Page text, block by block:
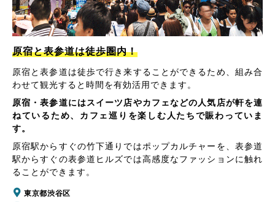
原宿と表参道は徒歩圏内！
原宿と表参道は徒歩で行き来することができるため、組み合
わせて観光すると時間を有効活用できます。
原宿・表参道にはスイーツ店やカフェなどの人気店が軒を連
ねているため、カフェ巡りを楽しむ人たちで賑わっていま
す。
原宿駅からすぐの竹下通りではポップカルチャーを、表参道
駅からすぐの表参道ヒルズでは高感度なファッションに触れ
ることができます。
東京都渋谷区